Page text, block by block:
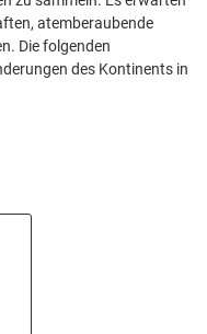
atemberaubende
Die folgenden
des Kontinents in